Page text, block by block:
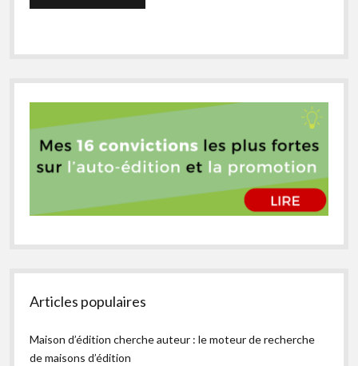
Articles populaires
Maison d’édition cherche auteur : le moteur de recherche
de maisons d’édition